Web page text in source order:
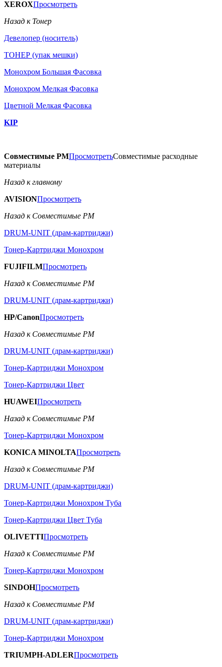
XEROXПросмотреть
Назад к Тонер
Девелопер (носитель)
ТОНЕР (упак мешки)
Монохром Большая Фасовка
Монохром Мелкая Фасовка
Цветной Мелкая Фасовка
KIP
Совместимые РМПросмотретьСовместимые расходные
материалы
Назад к главному
AVISIONПросмотреть
Назад к Совместимые РМ
DRUM-UNIT (драм-картриджи)
Тонер-Картриджи Монохром
FUJIFILMПросмотреть
Назад к Совместимые РМ
DRUM-UNIT (драм-картриджи)
HP/CanonПросмотреть
Назад к Совместимые РМ
DRUM-UNIT (драм-картриджи)
Тонер-Картриджи Монохром
Тонер-Картриджи Цвет
HUAWEIПросмотреть
Назад к Совместимые РМ
Тонер-Картриджи Монохром
KONICA MINOLTAПросмотреть
Назад к Совместимые РМ
DRUM-UNIT (драм-картриджи)
Тонер-Картриджи Монохром Туба
Тонер-Картриджи Цвет Туба
OLIVETTIПросмотреть
Назад к Совместимые РМ
Тонер-Картриджи Монохром
SINDOHПросмотреть
Назад к Совместимые РМ
DRUM-UNIT (драм-картриджи)
Тонер-Картриджи Монохром
TRIUMPH-ADLERПросмотреть